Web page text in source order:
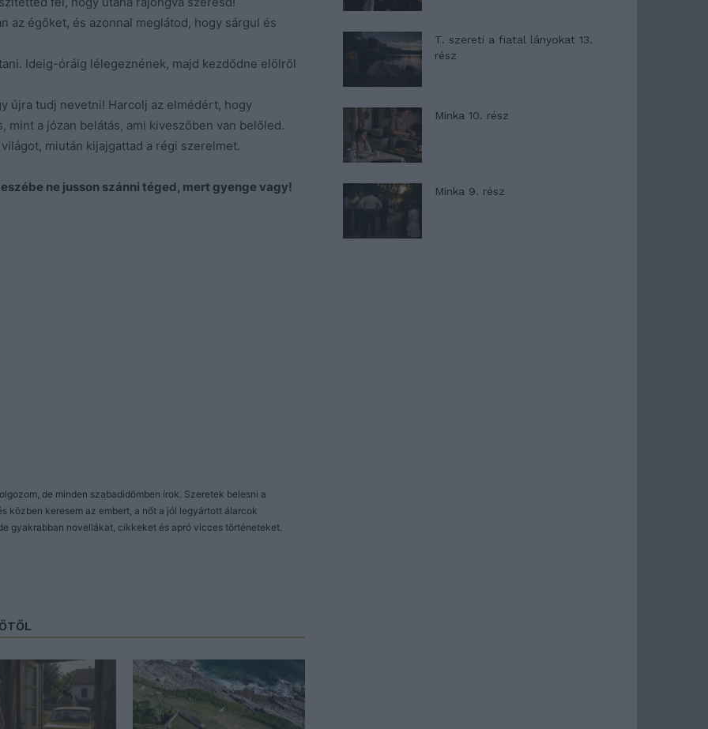
az égőket, és azonnal meglátod, hogy sárgul és
Ideig-óráig lélegeznének, majd kezdődne elölről
újra tudj nevetni! Harcolj az elmédért, hogy
a józan belátás, ami kiveszőben van belőled.
miután kijajgattad a régi szerelmet.
ne jusson szánni téged, mert gyenge vagy!
de minden szabadidőmben írok. Szeretek belesni a
közben keresem az embert, a nőt a jól legyártott álarcok
gyakrabban novellákat, cikkeket és apró vicces történeteket.
T. szereti a fiatal lányokat 13.
rész
Minka 10. rész
Minka 9. rész